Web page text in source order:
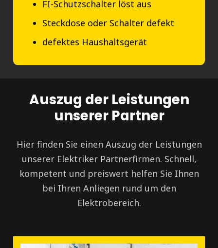
FI-Schutzschalter löst aus
Steckdose oder Schalter defekt
defektes Haushaltsgerät
Auszug der Leistungen
unserer Partner
Hier finden Sie einen Auszug der Leistungen
unserer Elektriker Partnerfirmen. Schnell,
kompetent und preiswert helfen Sie Ihnen
bei Ihren Anliegen rund um den
Elektrobereich.